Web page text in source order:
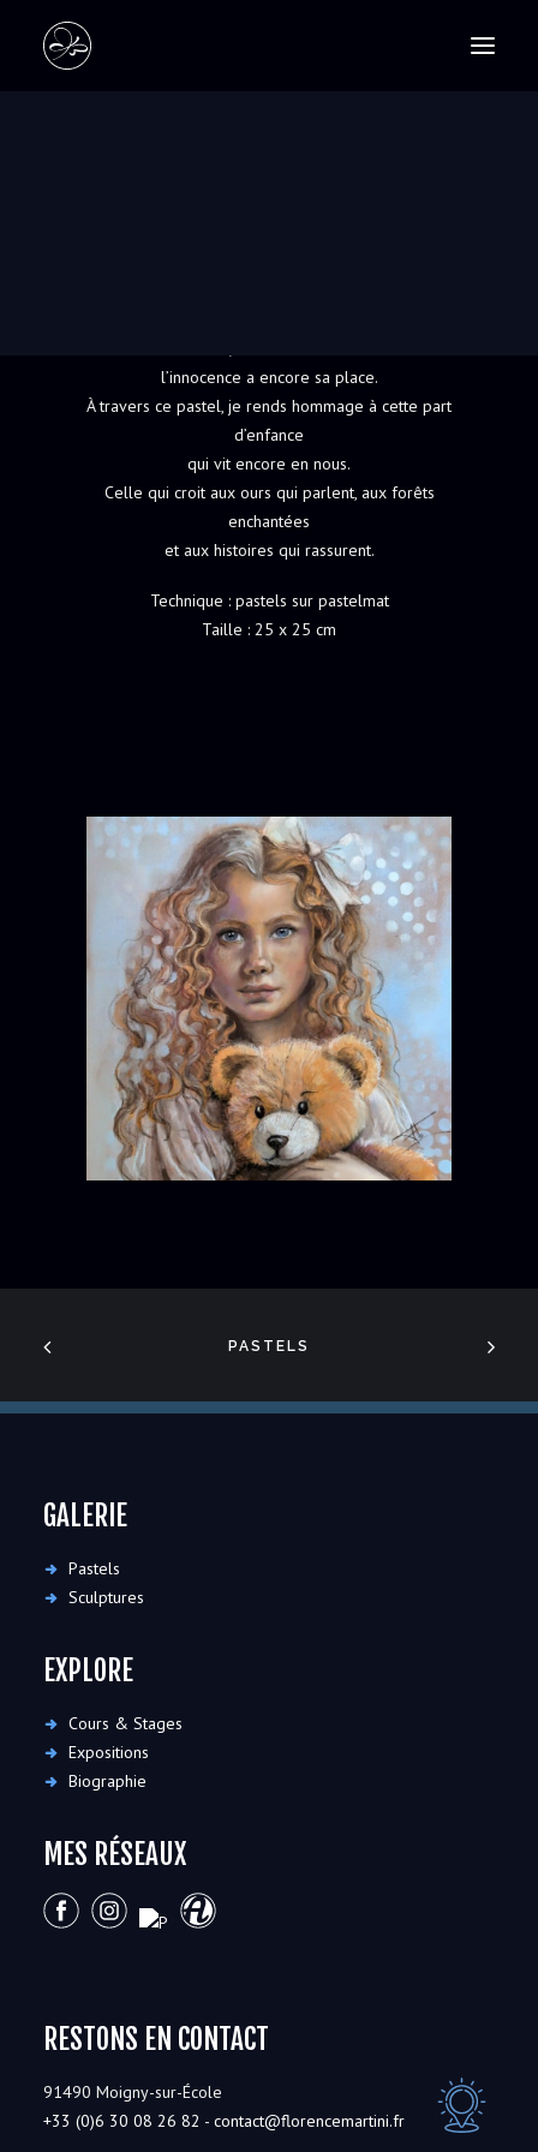
l’innocence a encore sa place.
À travers ce pastel, je rends hommage à cette part
d’enfance
qui vit encore en nous.
Celle qui croit aux ours qui parlent, aux forêts
enchantées
et aux histoires qui rassurent.
Technique : pastels sur pastelmat
Taille : 25 x 25 cm
PASTELS
GALERIE
Pastels
Sculptures
EXPLORE
Cours & Stages
Expositions
Biographie
MES RÉSEAUX
RESTONS EN CONTACT
91490 Moigny-sur-École
+33 (0)6 30 08 26 82 - contact@florencemartini.fr